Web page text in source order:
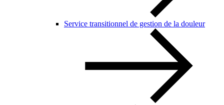
Service transitionnel de gestion de la douleur